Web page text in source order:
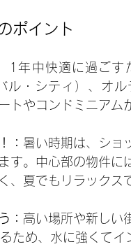
ポイント
1年中快適に過ごす
ル・シティ）、オ
トやコンドミニアム
： 暑い時期は、ショ
す。中心部の物件に
、夏でもリラックス
： 高い場所や新しい
ため、水に強くて